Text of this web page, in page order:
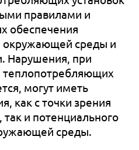
правилами и
обеспечения
окружающей среды и
Нарушения, при
теплопотребляющих
могут иметь
как с точки зрения
и потенциального
среды.